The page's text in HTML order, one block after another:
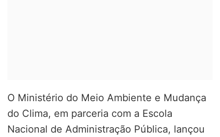
O Ministério do Meio Ambiente e Mudança
do Clima, em parceria com a Escola
Nacional de Administração Pública, lançou